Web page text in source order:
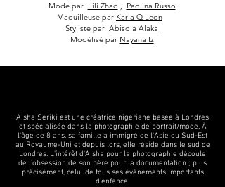
Mode par Lili Zhao , Paolina Russo
Maquilleuse par Karla Q Leon
Styliste par Abisola Alaka
Modélisé par Nayana Iz
Aisha Seriki est une créatrice nigériane basée à Londres
et spécialisée dans la photographie de portrait/mode. À
l'âge de 8 ans, sa famille a immigré de l'Asie du Sud-Est
au Royaume-Uni et depuis lors, elle réside dans le sud de
Londres. L'intérêt d'Aisha pour la photographie découle
de l'obsession de son père pour la documentation ; plus
précisément, celui de tous ses événements importants
d'enfance.